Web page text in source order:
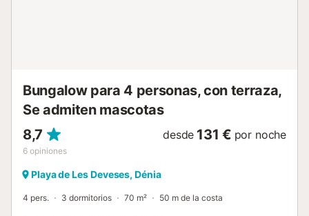
Bungalow para 4 personas, con terraza,
Se admiten mascotas
8,7
6 opiniones
desde 131 € por noche
Playa de Les Deveses, Dénia
4 pers. 3 dormitorios 70 m² 50 m de la costa